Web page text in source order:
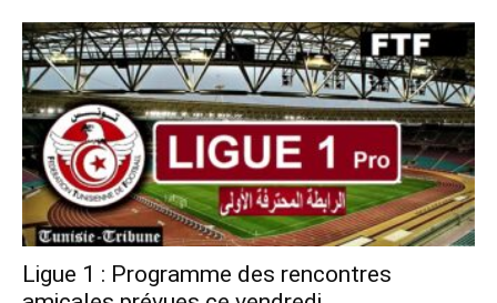
Ligue 1 : Programme des rencontres